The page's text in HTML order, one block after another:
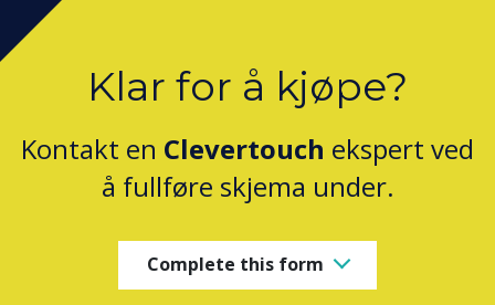
Klar for å kjøpe?
Kontakt en Clevertouch ekspert ved
å fullføre skjema under.
Complete this form